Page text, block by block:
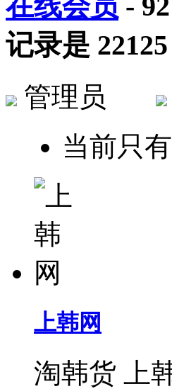
记录是 22125
管理员
当前只
上韩网
淘韩货 上